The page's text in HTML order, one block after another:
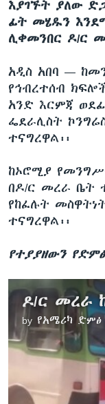
እያገኙት ያለው
ፊት መሄዱን
ሊቀመንበር ዶ/ር
አዲስ አበባ —
የኅብረተሰብ
አንድ እርምጃ
ፌደራሊስት
ተናግረዋል፡፡
ከኦሮሚያ
በዶ/ር መረራ ቤት
የከፈሉት
ተናግረዋል፡፡
የተያያዘውን
by የአሜሪካ ድምፅ
No